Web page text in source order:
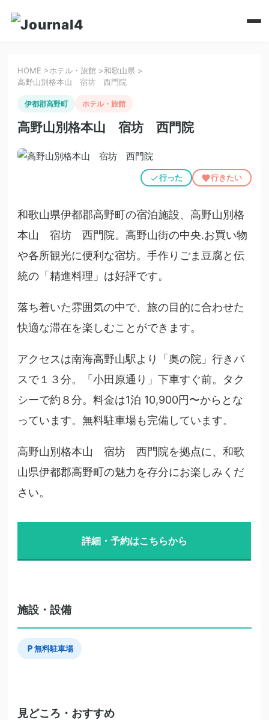
HOME >ホテル・旅館 >和歌山県 >
高野山別格本山 宿坊 西門院
伊都郡高野町 ホテル・旅館
高野山別格本山 宿坊 西門院
行った 行きたい
和歌山県伊都郡高野町の宿泊施設、高野山別格
本山 宿坊 西門院。高野山街の中央.お買い物
や各所観光に便利な宿坊。手作りごま豆腐と伝
統の「精進料理」は好評です。
落ち着いた雰囲気の中で、旅の目的に合わせた
快適な滞在を楽しむことができます。
アクセスは南海高野山駅より「奥の院」行きバ
スで１３分。「小田原通り」下車すぐ前。タク
シーで約８分。料金は1泊 10,900円〜からとな
っています。無料駐車場も完備しています。
高野山別格本山 宿坊 西門院を拠点に、和歌
山県伊都郡高野町の魅力を存分にお楽しみくだ
さい。
詳細・予約はこちらから
施設・設備
無料駐車場
見どころ・おすすめ